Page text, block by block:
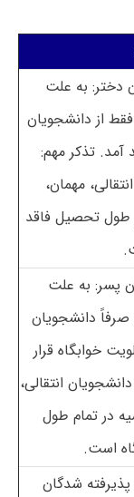
دختر: به علت
از دانشجویان
آمد. تذکر مهم:
مهمان،
طول تحصیل فاقد
پسر: به علت
دانشجویان
زیر ۲۵ در اولویت خوابگاه قرار
انتقالی،
در تمام طول
است.
پذیرفته شدگان